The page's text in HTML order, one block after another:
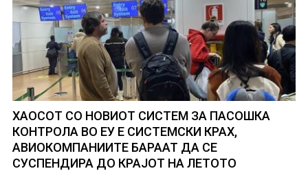
ХАОСОТ СО НОВИОТ СИСТЕМ ЗА ПАСОШКА
КОНТРОЛА ВО ЕУ Е СИСТЕМСКИ КРАХ,
АВИОКОМПАНИИТЕ БАРААТ ДА СЕ
СУСПЕНДИРА ДО КРАЈОТ НА ЛЕТОТО